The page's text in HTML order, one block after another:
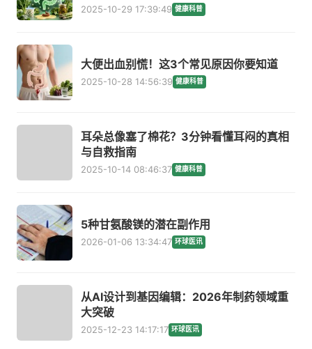
2025-10-29 17:39:49 健康科普
大便出血别慌！这3个常见原因你要知道
2025-10-28 14:56:39 健康科普
耳朵总像塞了棉花？3分钟看懂耳闷的真相
与自救指南
2025-10-14 08:46:37 健康科普
5种甘氨酸镁的潜在副作用
2026-01-06 13:34:47 环球医讯
从AI设计到基因编辑：2026年制药领域重
大突破
2025-12-23 14:17:17 环球医讯